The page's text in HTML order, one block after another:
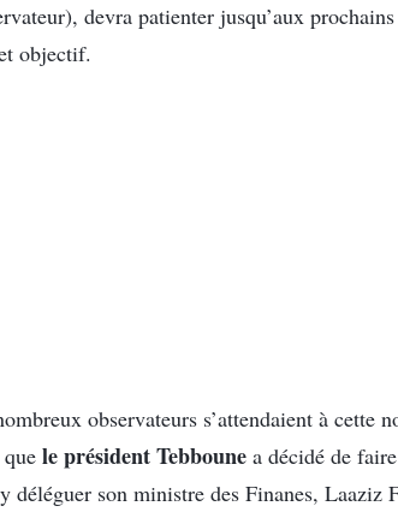
devra patienter jusqu’aux
objectif.
observateurs s’attendaient à cette
le président Tebboune a décidé de
déléguer son ministre des Finanes, Laaziz